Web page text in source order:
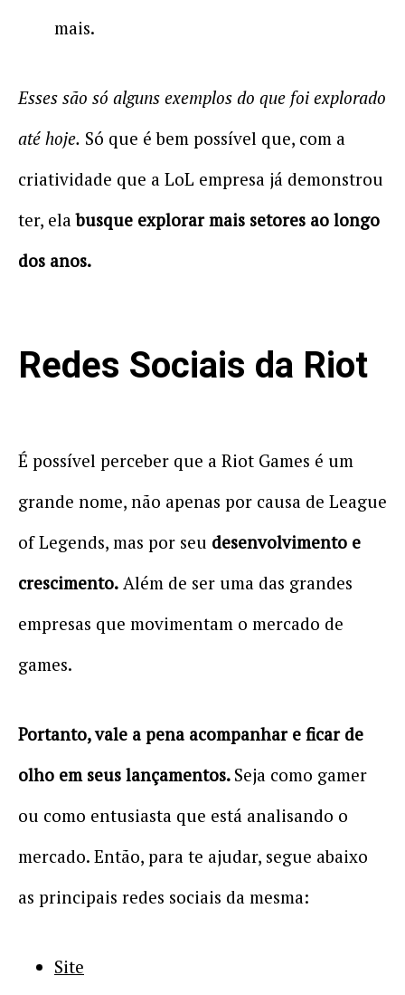
mais.
Esses são só alguns exemplos do que foi explorado
até hoje. Só que é bem possível que, com a
criatividade que a LoL empresa já demonstrou
ter, elabusque explorar mais setores ao longo
dos anos.
Redes Sociais da Riot
É possível perceber que a Riot Games é um
grande nome, não apenas por causa de League
of Legends, mas por seu desenvolvimento e
crescimento. Além de ser uma das grandes
empresas que movimentam o mercado de
games.
Portanto, vale a pena acompanhar e ficar de
olho em seus lançamentos. Seja como gamer
ou como entusiasta que está analisando o
mercado. Então, para te ajudar, segue abaixo
as principais redes sociais da mesma:
Site